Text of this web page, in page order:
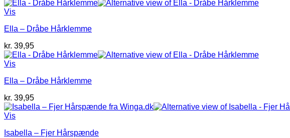
Vis
Ella – Dråbe Hårklemme
kr. 39,95
Vis
Ella – Dråbe Hårklemme
kr. 39,95
Vis
Isabella – Fjer Hårspænde